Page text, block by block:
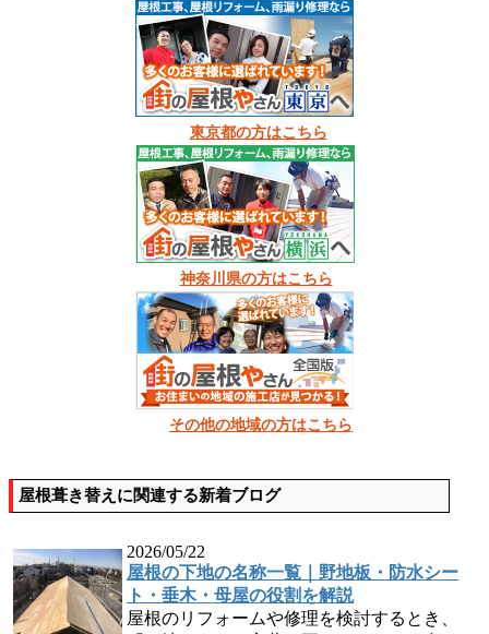
東京都の方はこちら
神奈川県の方はこちら
その他の地域の方はこちら
屋根葺き替えに関連する新着ブログ
2026/05/22
屋根の下地の名称一覧｜野地板・防水シー
ト・垂木・母屋の役割を解説
屋根のリフォームや修理を検討するとき、